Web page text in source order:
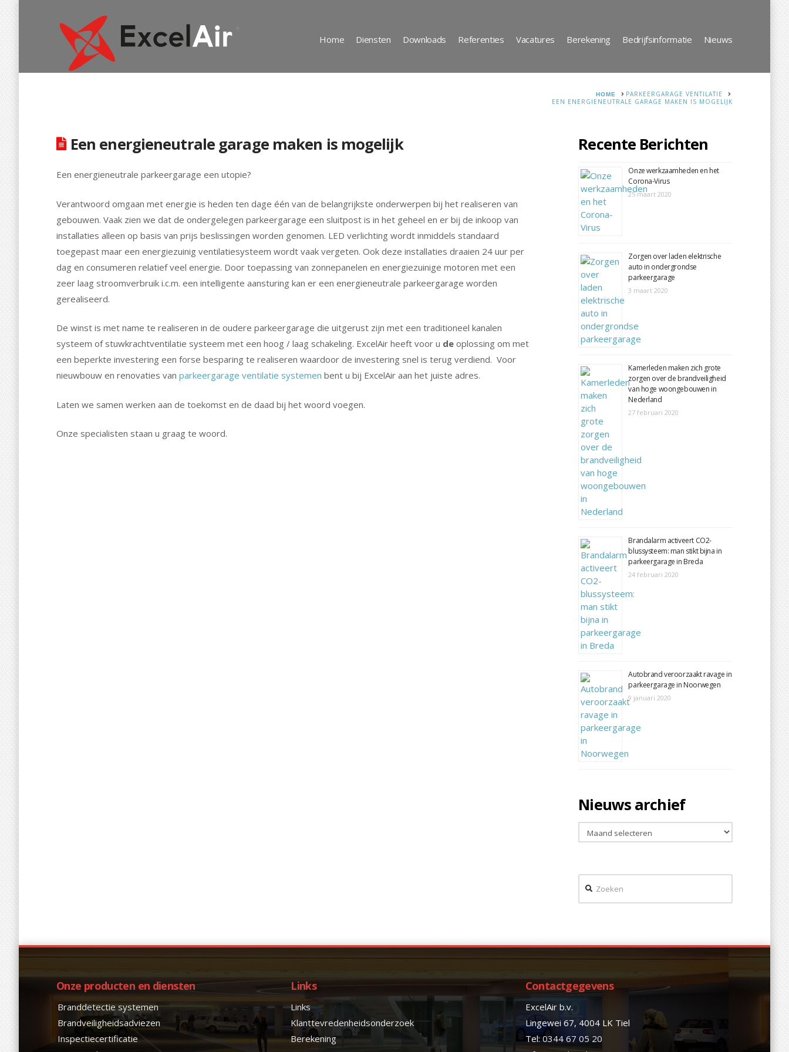
Home Diensten Downloads Referenties Vacatures Berekening Bedrijfsinformatie Nieuws
HOME
PARKEERGARAGE VENTILATIE
EEN ENERGIENEUTRALE GARAGE MAKEN IS MOGELIJK
Een energieneutrale garage maken is mogelijk
Een energieneutrale parkeergarage een utopie?
Verantwoord omgaan met energie is heden ten dage één van de belangrijkste onderwerpen bij het realiseren van
gebouwen. Vaak zien we dat de ondergelegen parkeergarage een sluitpost is in het geheel en er bij de inkoop van
installaties alleen op basis van prijs beslissingen worden genomen. LED verlichting wordt inmiddels standaard
toegepast maar een energiezuinig ventilatiesysteem wordt vaak vergeten. Ook deze installaties draaien 24 uur per
dag en consumeren relatief veel energie. Door toepassing van zonnepanelen en energiezuinige motoren met een
zeer laag stroomverbruik i.c.m. een intelligente aansturing kan er een energieneutrale parkeergarage worden
gerealiseerd.
De winst is met name te realiseren in de oudere parkeergarage die uitgerust zijn met een traditioneel kanalen
systeem of stuwkrachtventilatie systeem met een hoog / laag schakeling. ExcelAir heeft voor u de oplossing om met
een beperkte investering een forse besparing te realiseren waardoor de investering snel is terug verdiend. Voor
nieuwbouw en renovaties van parkeergarage ventilatie systemen bent u bij ExcelAir aan het juiste adres.
Laten we samen werken aan de toekomst en de daad bij het woord voegen.
Onze specialisten staan u graag te woord.
Recente Berichten
Onze werkzaamheden en het
Corona-Virus
25 maart 2020
Zorgen over laden elektrische
auto in ondergrondse
parkeergarage
3 maart 2020
Kamerleden maken zich grote
zorgen over de brandveiligheid
van hoge woongebouwen in
Nederland
27 februari 2020
Brandalarm activeert CO2-
blussysteem: man stikt bijna in
parkeergarage in Breda
24 februari 2020
Autobrand veroorzaakt ravage in
parkeergarage in Noorwegen
9 januari 2020
Nieuws archief
Nieuws
archief
Onze producten en diensten
Branddetectie systemen
Brandveiligheidsadviezen
Inspectiecertificatie
Links
Links
Klanttevredenheidsonderzoek
Berekening
Contactgegevens
ExcelAir b.v.
Lingewei 67, 4004 LK Tiel
Tel:0344 67 05 20